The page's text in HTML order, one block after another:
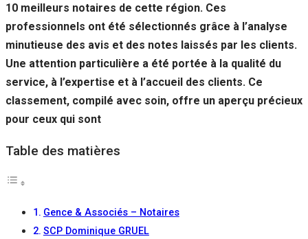
10 meilleurs notaires de cette région. Ces
professionnels ont été sélectionnés grâce à l’analyse
minutieuse des avis et des notes laissés par les clients.
Une attention particulière a été portée à la qualité du
service, à l’expertise et à l’accueil des clients. Ce
classement, compilé avec soin, offre un aperçu précieux
pour ceux qui sont
Table des matières
Gence & Associés – Notaires
SCP Dominique GRUEL